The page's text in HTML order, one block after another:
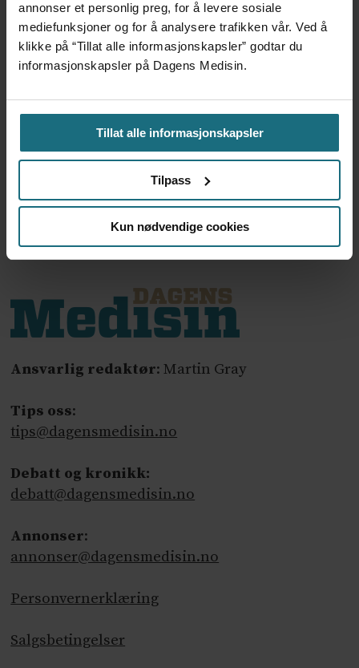
annonser et personlig preg, for å levere sosiale
mediefunksjoner og for å analysere trafikken vår. Ved å
klikke på “Tillat alle informasjonskapsler” godtar du
informasjonskapsler på Dagens Medisin.
Tillat alle informasjonskapsler
Tilpass
Kun nødvendige cookies
Hvem skal behandle pasienter
som ikke har
behandlingstilbud?
ANNONSE KUN FOR HELSEPERSONELL
ANNONSE KUN FOR HELSEPERSONELL
ANNONSE KUN FOR HELSEPERSONELL
Ansvarlig redaktør: Martin Gray
Tips oss:
tips@dagensmedisin.no
Debatt og kronikk:
debatt@dagensmedisin.no
Annonser:
annonser@dagensmedisin.no
Personvernerklæring
Salgsbetingelser